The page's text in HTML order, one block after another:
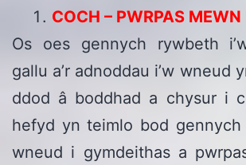
COCH – PWRPAS
Os oes gennych rywbeth
gallu a’r adnoddau i’w wneud
ddod â boddhad a chysur i
hefyd yn teimlo bod gennych
wneud i gymdeithas a